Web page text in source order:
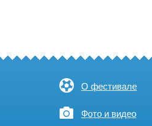
О фестивале
Фото и видео